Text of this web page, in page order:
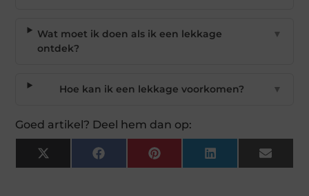
Wat moet ik doen als ik een lekkage
ontdek?
▼
Hoe kan ik een lekkage voorkomen? ▼
Goed artikel? Deel hem dan op:
X
(Twitter)
Facebook Pinterest LinkedIn Email